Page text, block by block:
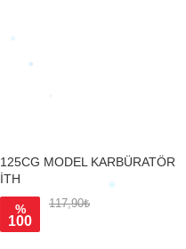
125CG MODEL KARBÜRATÖR
İTH
%
100
117,90₺